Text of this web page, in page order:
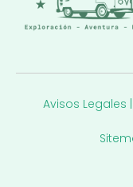
Avisos Legales |